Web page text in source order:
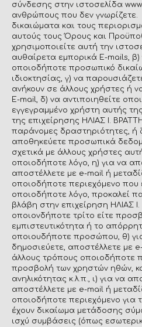
σύνδεσης στην ιστοσελίδα
ανθρώπους που δεν
δικαιώματα και τους
αυτούς τους Όρους και
χρησιμοποιείτε αυτή την
αυθαίρετα εμπορικά E-mails,
οποιοδήποτε προσωπικό
ιδιοκτησίας, γ) να
ανήκουν σε άλλους χρήστες ή
E-mail, δ) να αντιποιηθείτε
εγγεγραμμένο χρήστη αυτής
της επιχείρησης ΗΛΙΑΣ Ι.
παράνομες δραστηριότητες, ή
αποθηκεύετε προσωπικά
σχετικά με άλλους χρήστες
οποιοδήποτε λόγο, η) για να
αποστέλλετε με e-mail ή
οποιοδήποτε περιεχόμενο που
οποιοδήποτε λόγο, προκαλεί
βλάβη στην επιχείρηση ΗΛΙΑΣ
οποιονδήποτε τρίτο είτε
εμπιστευτικότητα ή το
οποιουδήποτε προσώπου, θ)
δημοσιεύετε, αποστέλλετε με
άλλους τρόπους οποιοδήποτε
προσβολή των χρηστών ηθών,
ανηλικότητας κ.λ.π., ι) για να
αποστέλλετε με e-mail ή
οποιοδήποτε περιεχόμενο για
έχουν δικαίωμα μετάδοσης
ισχύ συμβάσεις (όπως